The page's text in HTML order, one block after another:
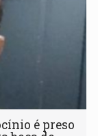
é preso